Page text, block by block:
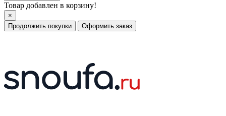
Товар добавлен в корзину!
×
Продолжить покупки
Оформить заказ